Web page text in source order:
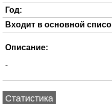
Год:
Входит в основной
Описание:
-
Статистика